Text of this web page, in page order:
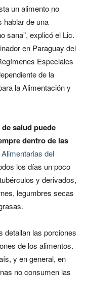
un alimento no
hablar de una
sana”, explicó el Lic.
en Paraguay del
Especiales
de la
la Alimentación y
salud puede
dentro de las
del
los días un poco
y derivados,
legumbres secas
detallan las porciones
de los alimentos.
y en general, en
no consumen las